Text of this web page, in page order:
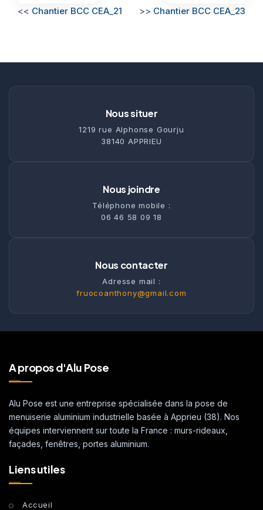
<< Chantier BCC CEA_21 >> Chantier BCC CEA_23
Nous situer
1219 rue Alphonse Gourju
38140 APPRIEU
Nous joindre
Téléphone mobile :
06 46 58 09 18
Nous contacter
Adresse mail :
fruocoanthony@gmail.com
A propos d'Alu Pose
Alu Pose est une entreprise spécialisée dans la pose de
menuiserie aluminium industrielle basée à Apprieu (38). Nos
équipes interviennent sur toute la France : murs-rideaux,
façades, fenêtres, portes aluminium.
Liens utiles
Accueil